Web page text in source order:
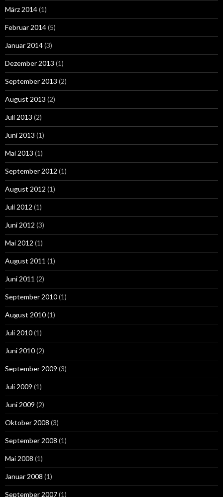
März 2014(1)
Februar 2014(5)
Januar 2014(3)
Dezember 2013 (1)
September 2013 (2)
August 2013 (2)
Juli 2013 (2)
Juni 2013 (1)
Mai 2013 (1)
September 2012 (1)
August 2012 (1)
Juli 2012 (1)
Juni 2012 (3)
Mai 2012 (1)
August 2011 (1)
Juni 2011 (2)
September 2010(1)
August 2010(1)
Juli 2010(1)
Juni 2010(2)
September 2009 (3)
Juli 2009 (1)
Juni 2009 (2)
Oktober 2008 (3)
September 2008 (1)
Mai 2008 (1)
Januar 2008 (1)
September 2007(1)